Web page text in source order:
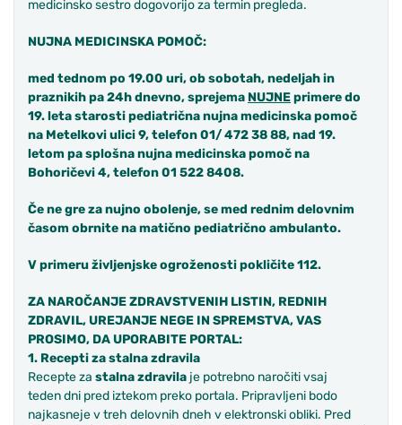
medicinsko sestro dogovorijo za termin pregleda.
NUJNA MEDICINSKA POMOČ:
med tednom po 19.00 uri, ob sobotah, nedeljah in
praznikihpa 24h dnevno, sprejema NUJNEprimere do
19. leta starosti pediatrična nujna medicinska pomoč
na Metelkovi ulici 9, telefon 01/ 472 38 88, nad 19.
letom pa splošna nujna medicinska pomoč na
Bohoričevi 4, telefon 01 522 8408.
Če ne gre za nujno obolenje,se med rednim delovnim
časom obrnite namatično pediatrično ambulanto.
V primeru življenjske ogroženosti pokličite 112.
ZA NAROČANJE ZDRAVSTVENIH LISTIN, REDNIH
ZDRAVIL, UREJANJE NEGE IN SPREMSTVA,VAS
PROSIMO, DA UPORABITE PORTAL:
1. Recepti za stalna zdravila
Recepte za stalna zdravila je potrebno naročiti vsaj
teden dni pred iztekom preko portala. Pripravljeni bodo
najkasneje v treh delovnih dneh v elektronski obliki. Pred